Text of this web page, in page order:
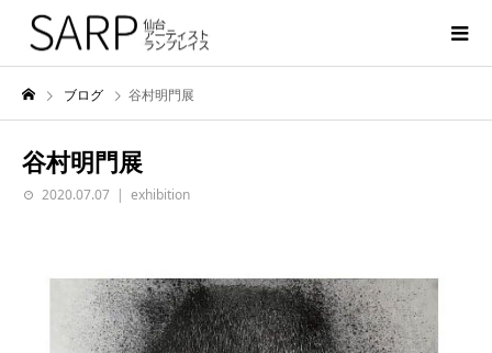
ブログ 谷村明門展
谷村明門展
2020.07.07 exhibition